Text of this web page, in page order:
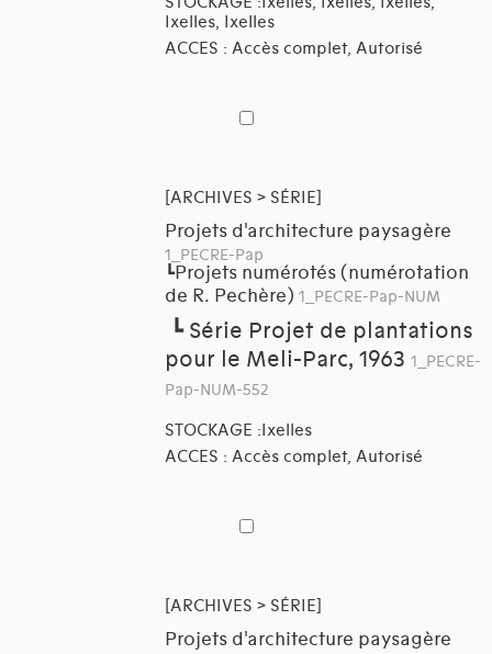
Ixelles, Ixelles
ACCES : Accès complet, Autorisé
[ARCHIVES > SÉRIE]
Projets d'architecture paysagère
1_PECRE-Pap
┗Projets numérotés (numérotation
de R. Pechère) 1_PECRE-Pap-NUM
┗ Série Projet de plantations
pour le Meli-Parc, 1963 1_PECRE-
Pap-NUM-552
STOCKAGE :Ixelles
ACCES : Accès complet, Autorisé
[ARCHIVES > SÉRIE]
Projets d'architecture paysagère